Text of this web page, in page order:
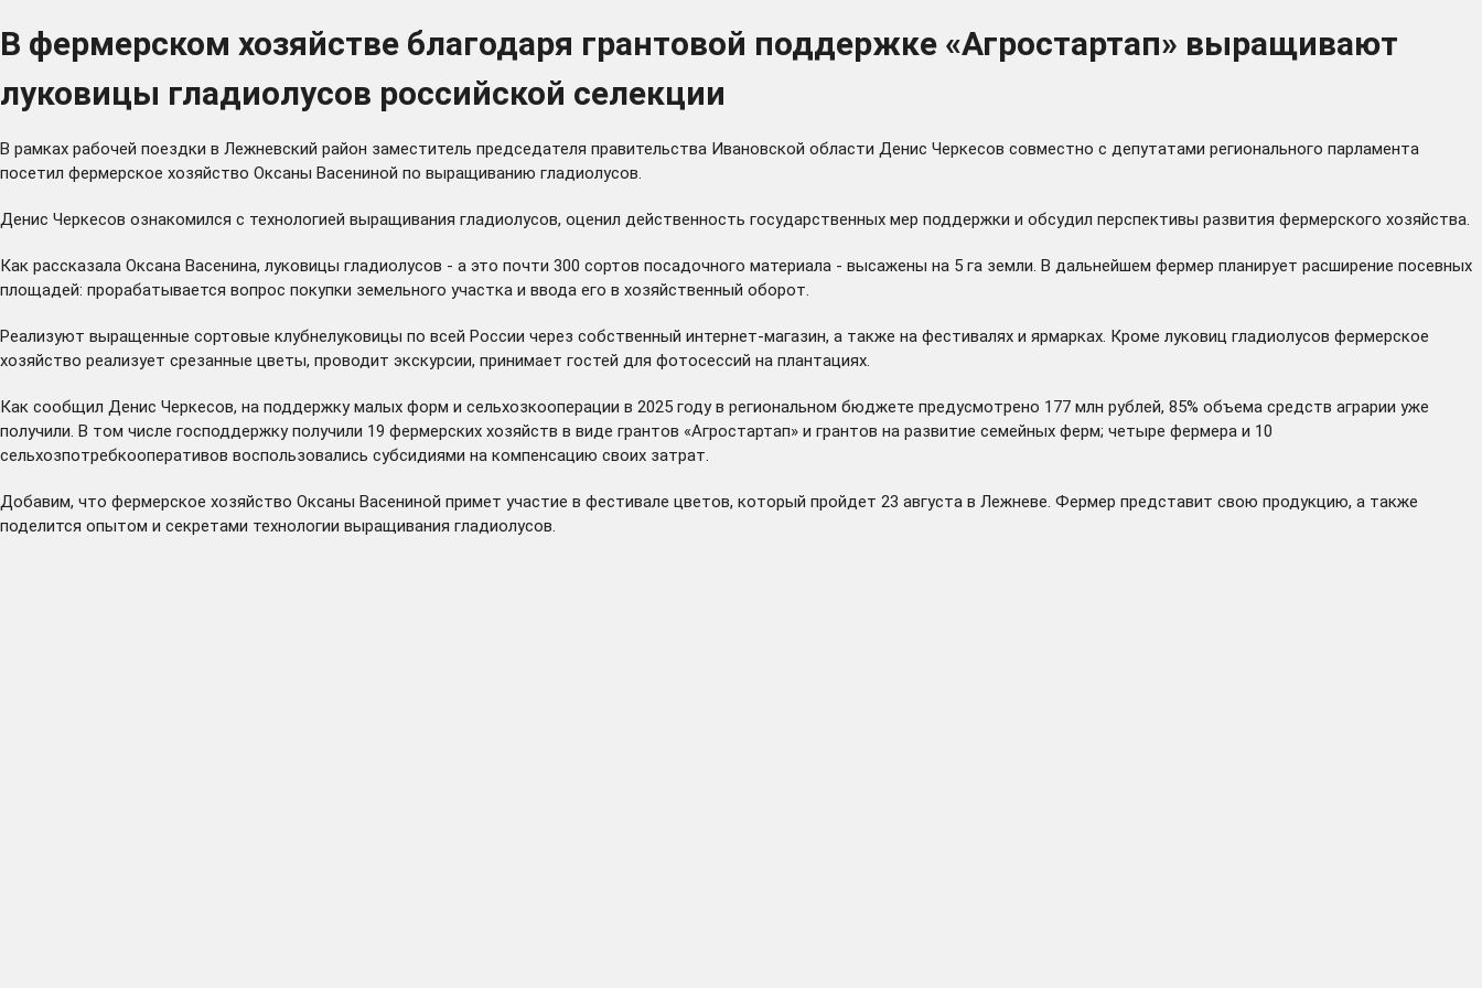
В фермерском хозяйстве благодаря грантовой поддержке «Агростартап» выращивают
луковицы гладиолусов российской селекции
В рамках рабочей поездки в Лежневский район заместитель председателя правительства Ивановской области Денис Черкесов совместно с депутатами регионального парламента
посетил фермерское хозяйство Оксаны Васениной по выращиванию гладиолусов.
Денис Черкесов ознакомился с технологией выращивания гладиолусов, оценил действенность государственных мер поддержки и обсудил перспективы развития фермерского хозяйства.
Как рассказала Оксана Васенина, луковицы гладиолусов - а это почти 300 сортов посадочного материала - высажены на 5 га земли. В дальнейшем фермер планирует расширение посевных
площадей: прорабатывается вопрос покупки земельного участка и ввода его в хозяйственный оборот.
Реализуют выращенные сортовые клубнелуковицы по всей России через собственный интернет-магазин, а также на фестивалях и ярмарках. Кроме луковиц гладиолусов фермерское
хозяйство реализует срезанные цветы, проводит экскурсии, принимает гостей для фотосессий на плантациях.
Как сообщил Денис Черкесов, на поддержку малых форм и сельхозкооперации в 2025 году в региональном бюджете предусмотрено 177 млн рублей, 85% объема средств аграрии уже
получили. В том числе господдержку получили 19 фермерских хозяйств в виде грантов «Агростартап» и грантов на развитие семейных ферм; четыре фермера и 10
сельхозпотребкооперативов воспользовались субсидиями на компенсацию своих затрат.
Добавим, что фермерское хозяйство Оксаны Васениной примет участие в фестивале цветов, который пройдет 23 августа в Лежневе. Фермер представит свою продукцию, а также
поделится опытом и секретами технологии выращивания гладиолусов.